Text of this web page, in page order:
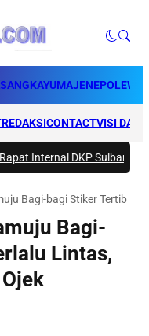
MAJENE
REDAKSICONTACTVISI DAN
Internal DKP Sulbar,
Bagi-bagi Stiker Tertib
Bagi-
Lintas,